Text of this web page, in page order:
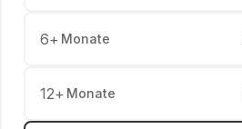
6+ Monate
12+ Monate